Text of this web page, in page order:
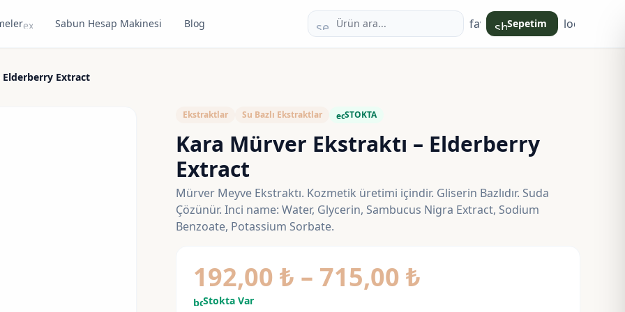
expand_moreSabun Hesap Makinesi Blog search favoriteshopping_bag
Sepetim login
Elderberry Extract
Ekstraktlar Su Bazlı Ekstraktlar ecoSTOKTA
Kara Mürver Ekstraktı – Elderberry
Extract
Mürver Meyve Ekstraktı. Kozmetik üretimi içindir. Gliserin Bazlıdır. Suda
Çözünür. Inci name: Water, Glycerin, Sambucus Nigra Extract, Sodium
Benzoate, Potassium Sorbate.
192,00 ₺ – 715,00 ₺
boltStokta Var